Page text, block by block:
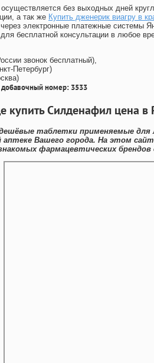
осуществляется без выходных дней
а так же Купить дженерик виагру в
электронные платежные системы
бесплатной консультации в любое
звонок бесплатный),
Петербург)
добавочный номер: 3533
купить Силденафил цена в
таблетки применяемые для
аптеке Вашего города. На этом
фармацевтических